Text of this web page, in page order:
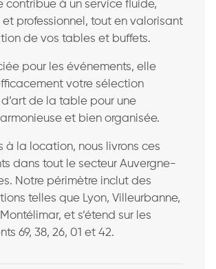
contribue à un service fluide,
professionnel, tout en valorisant
de vos tables et buffets.
pour les événements, elle
votre sélection
d’art de la table pour une
et bien organisée.
à la location, nous livrons ces
dans tout le secteur Auvergne-
Notre périmètre inclut des
telles que Lyon, Villeurbanne,
et s’étend sur les
69, 38, 26, 01 et 42.